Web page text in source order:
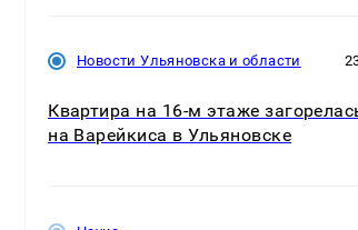
Новости Ульяновска и области
Квартира на 16-м этаже
на Варейкиса в Ульяновске